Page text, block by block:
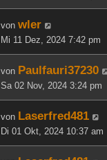
von wler
Mi 11 Dez, 2024 7:42 pm
von Paulfauri37230
Sa 02 Nov, 2024 3:24 pm
von Laserfred481
Di 01 Okt, 2024 10:37 am